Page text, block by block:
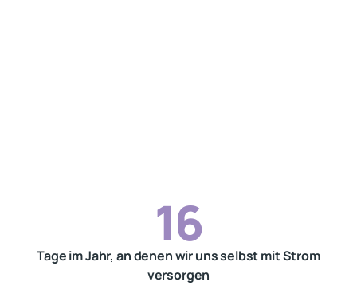
Tage im Jahr, an denen wir uns selbst mit Strom
versorgen
16